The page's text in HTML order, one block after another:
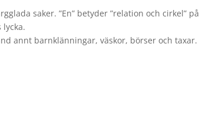
saker. ”En” betyder ”relation och cirkel” på
annt barnklänningar, väskor, börser och taxar.